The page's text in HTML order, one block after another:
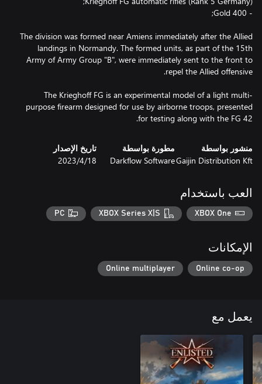
The division was formed near Amiens immediately after the Allied
landings in Normandy. The formed units, as part of the 15th
Army of Army Group "B", were immediately sent to the front to
The Krieghoff FG is an experimental model of a light multi-
purpose firearm designed for use by airborne troops, presented
for testing along with the FG 42.
منشور بواسطة
Gaijin Distribution Kft
مطورة بواسطة
Darkflow Software
تاريخ الإصدار
18‏/4‏/2023
العب باستخدام
XBOX One
XBOX Series X|S
PC
الإمكانات
Online co-op
Online multiplayer
يعمل مع